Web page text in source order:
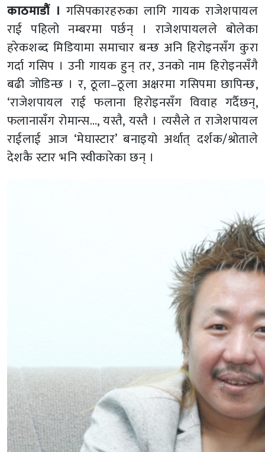
काठमाडौं । गसिपकारहरुका लागि गायक राजेशपायल
राई पहिलो नम्बरमा पर्छन् । राजेशपायलले बोलेका
हरेकशब्द मिडियामा समाचार बन्छ अनि हिरोइनसँग कुरा
गर्दा गसिप । उनी गायक हुन् तर, उनको नाम हिरोइनसँगै
बढी जोडिन्छ । र, ठूला–ठूला अक्षरमा गसिपमा छापिन्छ,
‘राजेशपायल राई फलाना हिरोइनसँग विवाह गर्दैछन्,
फलानासँग रोमान्स…, यस्तै, यस्तै । त्यसैले त राजेशपायल
राईलाई आज ‘मेघास्टार’ बनाइयो अर्थात् दर्शक/श्रोताले
देशकै स्टार भनि स्वीकारेका छन् ।